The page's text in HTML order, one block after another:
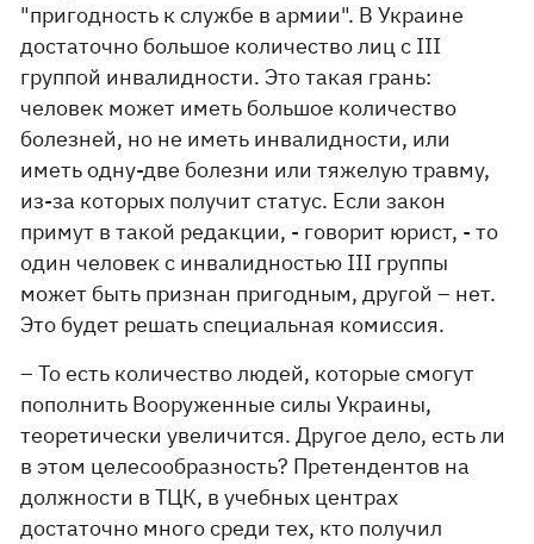
"пригодность к службе в армии". В Украине
достаточно большое количество лиц с ІІІ
группой инвалидности. Это такая грань:
человек может иметь большое количество
болезней, но не иметь инвалидности, или
иметь одну-две болезни или тяжелую травму,
из-за которых получит статус. Если закон
примут в такой редакции, - говорит юрист, - то
один человек с инвалидностью ІІІ группы
может быть признан пригодным, другой – нет.
Это будет решать специальная комиссия.
– То есть количество людей, которые смогут
пополнить Вооруженные силы Украины,
теоретически увеличится. Другое дело, есть ли
в этом целесообразность? Претендентов на
должности в ТЦК, в учебных центрах
достаточно много среди тех, кто получил